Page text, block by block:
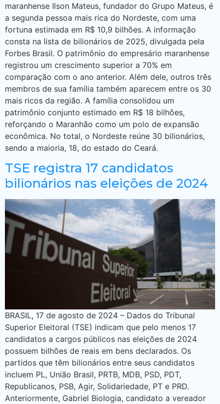
maranhense Ilson Mateus, fundador do Grupo Mateus, é
a segunda pessoa mais rica do Nordeste, com uma
fortuna estimada em R$ 10,9 bilhões. A informação
consta na lista de bilionários de 2025, divulgada pela
Forbes Brasil. O patrimônio do empresário maranhense
registrou um crescimento superior a 70% em
comparação com o ano anterior. Além dele, outros três
membros de sua família também aparecem entre os 30
mais ricos da região. A família consolidou um
patrimônio conjunto estimado em R$ 18 bilhões,
reforçando o Maranhão como um polo de expansão
econômica. No total, o Nordeste reúne 30 bilionários,
sendo a maioria, 18, do estado do Ceará.
TSE registra 17 candidatos
bilionários nas eleições de 2024
BRASIL, 17 de agosto de 2024 – Dados do Tribunal
Superior Eleitoral (TSE) indicam que pelo menos 17
candidatos a cargos públicos nas eleições de 2024
possuem bilhões de reais em bens declarados. Os
partidos que têm bilionários entre seus candidatos
incluem PL, União Brasil, PRTB, MDB, PSD, PDT,
Republicanos, PSB, Agir, Solidariedade, PT e PRD.
Anteriormente, Gabriel Biologia, candidato a vereador